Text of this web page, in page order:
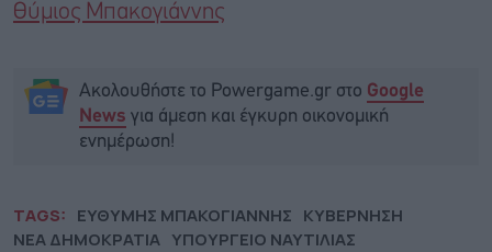
Θύμιος Μπακογιάννης
Ακολουθήστε το Powergame.gr στο Google
News για άμεση και έγκυρη οικονομική
ενημέρωση!
TAGS: ΕΥΘΥΜΗΣ ΜΠΑΚΟΓΙΑΝΝΗΣ ΚΥΒΕΡΝΗΣΗ
ΝΕΑ ΔΗΜΟΚΡΑΤΙΑ ΥΠΟΥΡΓΕΙΟ ΝΑΥΤΙΛΙΑΣ